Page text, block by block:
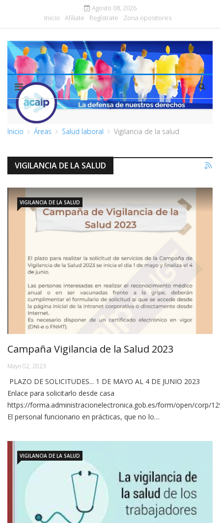
Agosto 08, 2026
Inicio
Afiliate Regístrate Zona opositores
Inicio Áreas Salud laboral Vigilancia de la salud
VIGILANCIA DE LA SALUD
VIGILANCIA DE LA SALUD
Campaña Vigilancia de la Salud 2023
Mayo 02, 2023
PLAZO DE SOLICITUDES... 1 DE MAYO AL 4 DE JUNIO 2023
Enlace para solicitarlo desde casa
https://forma.administracionelectronica.gob.es/form/open/corp/
El personal funcionario en prácticas, que no lo…
VIGILANCIA DE LA SALUD